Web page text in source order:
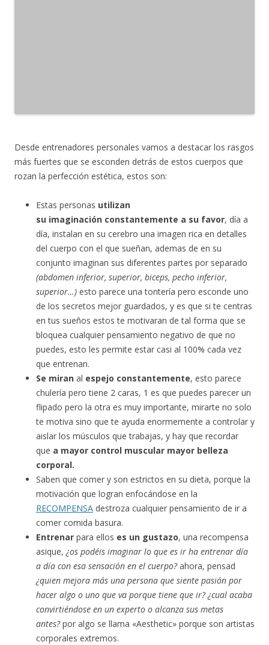
Desde entrenadores personales vamos a destacar los rasgos
más fuertes que se esconden detrás de estos cuerpos que
rozan la perfección estética, estos son:
Estas personas utilizan
su imaginación constantemente a su favor, día a
día, instalan en su cerebro una imagen rica en detalles
del cuerpo con el que sueñan, ademas de en su
conjunto imaginan sus diferentes partes por separado
(abdomen inferior, superior, biceps, pecho inferior,
superior…) esto parece unatontería pero esconde uno
de los secretos mejor guardados, y es que si te centras
en tus sueños estos te motivaran de tal forma que se
bloquea cualquier pensamiento negativo de que no
puedes, esto les permite estar casi al 100% cada vez
que entrenan.
Se miran al espejo constantemente, esto parece
chulería pero tiene 2 caras, 1 es que puedes parecer un
flipado pero la otra es muy importante, mirarte no solo
te motiva sino que te ayuda enormemente a controlar y
aislar los músculos que trabajas, y hay que recordar
que a mayor control muscular mayor belleza
corporal.
Saben que comer y son estrictos en su dieta, porque la
motivación que logran enfocándose en la
RECOMPENSA destroza cualquier pensamiento de ir a
comer comida basura.
Entrenar para ellos es un gustazo, una recompensa
asique, ¿os podéis imaginar lo que es ir ha entrenar día
a día con esa sensación en el cuerpo?ahora, pensad
¿quien mejora más una persona que siente pasión por
hacer algo o uno que va porque tiene que ir? ¿cual acaba
convirtiéndose en un experto o alcanza sus metas
antes?por algo se llama «Aesthetic» porque son artistas
corporales extremos.